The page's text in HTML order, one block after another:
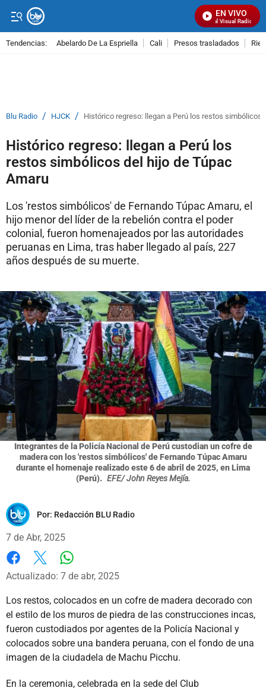
EN VIVO
Señal Visual Radio
Tendencias: Abelardo De La Espriella Cali Presos trasladados
Blu Radio / HJCK / Histórico regreso: llegan a Perú los restos simbólicos
Histórico regreso: llegan a Perú los
restos simbólicos del hijo de Túpac
Amaru
Los 'restos simbólicos' de Fernando Túpac Amaru, el
hijo menor del líder de la rebelión contra el poder
colonial, fueron homenajeados por las autoridades
peruanas en Lima, tras haber llegado al país, 227
años después de su muerte.
Integrantes de la Policía Nacional de Perú custodian un cofre de
madera con los 'restos simbólicos' de Fernando Túpac Amaru
durante el homenaje realizado este 6 de abril de 2025, en Lima
(Perú). EFE/ John Reyes Mejía.
Por: Redacción BLU Radio
7 de Abr, 2025
Facebook
X
Actualizado: 7 de abr, 2025
Los restos, colocados en un cofre de madera decorado con
el estilo de los muros de piedra de las construcciones incas,
fueron custodiados por agentes de la Policía Nacional y
colocados sobre una bandera peruana, con el fondo de una
imagen de la ciudadela de Machu Picchu.
En la ceremonia, celebrada en la sede del Club